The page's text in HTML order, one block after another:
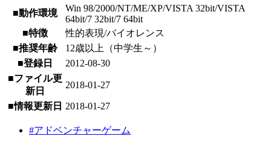
■動作環境
Win 98/2000/NT/ME/XP/VISTA 32bit/VISTA
64bit/7 32bit/7 64bit
■特徴
性的表現/バイオレンス
■推奨年齢
12歳以上（中学生～）
■登録日
2012-08-30
■ファイル更
新日
2018-01-27
■情報更新日 2018-01-27
#アドベンチャーゲーム